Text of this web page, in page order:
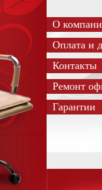
О
Оплата и
Контакты
Ремонт
Гарантии